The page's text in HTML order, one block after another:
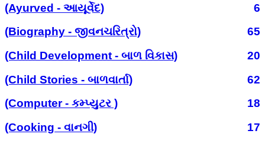
(Ayurved - આયૂર્વેદ)
6
(Biography - જીવનચરિત્રો)
65
(Child Development - બાળ વિકાસ)
20
(Child Stories - બાળવાર્તા)
62
(Computer - કમ્પ્યુટર )
18
(Cooking - વાનગી)
17